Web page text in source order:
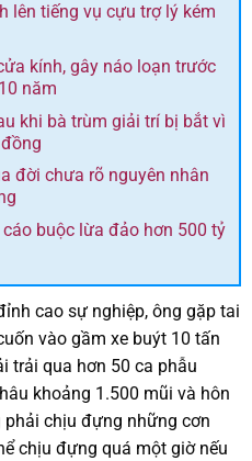
lên tiếng vụ cựu trợ lý kém
kính, gây náo loạn trước
năm
khi bà trùm giải trí bị bắt vì
đời chưa rõ nguyên nhân
buộc lừa đảo hơn 500 tỷ
cao sự nghiệp, ông gặp tai
vào gầm xe buýt 10 tấn
trải qua hơn 50 ca phẫu
khoảng 1.500 mũi và hôn
phải chịu đựng những cơn
chịu đựng quá một giờ nếu